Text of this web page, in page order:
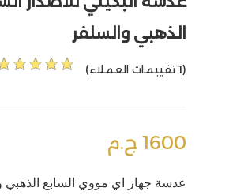
الذهبي والسلفر
(1 تقييمات العملاء)
1600 ج.م
عدسة جهاز اي مووي السابع الذهبي